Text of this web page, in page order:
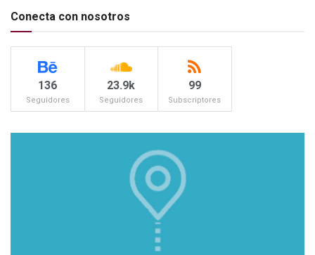
Conecta con nosotros
136
Seguidores
23.9k
Seguidores
99
Subscriptores